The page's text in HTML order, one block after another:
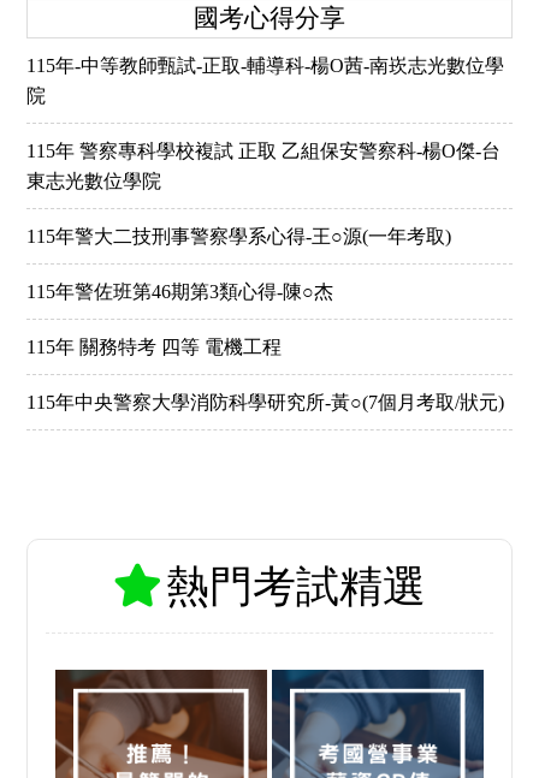
國考心得分享
115年-中等教師甄試-正取-輔導科-楊O茜-南崁志光數位學
院
115年 警察專科學校複試 正取 乙組保安警察科-楊O傑-台
東志光數位學院
115年警大二技刑事警察學系心得-王○源(一年考取)
115年警佐班第46期第3類心得-陳○杰
115年 關務特考 四等 電機工程
115年中央警察大學消防科學研究所-黃○(7個月考取/狀元)
熱門考試精選